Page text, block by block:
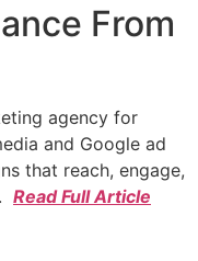
From
agency for
and Google ad
that reach, engage,
Read Full Article